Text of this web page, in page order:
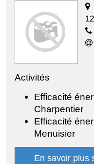
Activités
Efficacité
Charpentier
Efficacité
Menuisier
En savoir plus